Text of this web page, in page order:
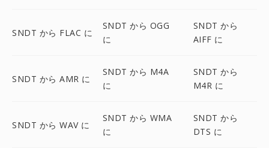
SNDT から FLAC に
SNDT から OGG
に
SNDT から
AIFF に
SNDT から AMR に
SNDT から M4A
に
SNDT から
M4R に
SNDT から WAV に
SNDT から WMA
に
SNDT から
DTS に